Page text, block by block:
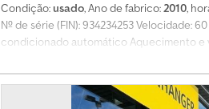
Condição:usado, Ano de fabrico:2010,
Nº de série (FIN): 934234253 Velocidade:
condicionado automático Aquecimento e
frontal Tomada de 7 pinos Retorno livre
válvulas de dupla ação (5 x VD) Conexão
Traseiros: 710/75 R 42 Alterações,